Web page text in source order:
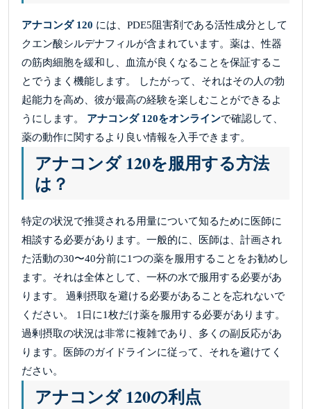
アナコンダ 120 には、PDE5阻害剤である活性成分として
クエン酸シルデナフィルが含まれています。薬は、性器
の筋肉細胞を緩和し、血流が良くなることを保証するこ
とでうまく機能します。 したがって、それはその人の勃
起能力を高め、彼が最高の経験を楽しむことができるよ
うにします。 アナコンダ 120をオンラインで確認して、
薬の動作に関するより良い情報を入手できます。
アナコンダ 120を服用する方法
は？
特定の状況で推奨される用量について知るために医師に
相談する必要があります。一般的に、医師は、計画され
た活動の30〜40分前に1つの薬を服用することをお勧めし
ます。それは全体として、一杯の水で服用する必要があ
ります。 過剰摂取を避ける必要があることを忘れないで
ください。 1日に1枚だけ薬を服用する必要があります。
過剰摂取の状況は非常に複雑であり、多くの副反応があ
ります。医師のガイドラインに従って、それを避けてく
ださい。
アナコンダ 120の利点